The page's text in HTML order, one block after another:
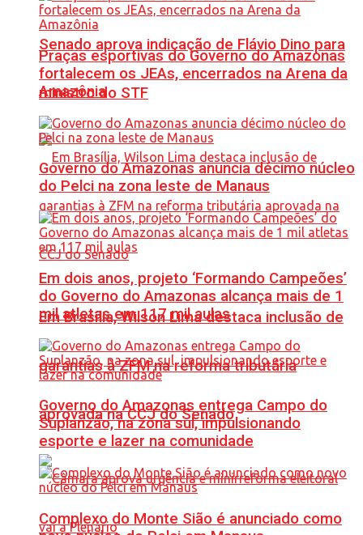
Senado aprova indicação de Flávio Dino para
ministro do STF
Em Brasília, Wilson Lima destaca inclusão de
garantias à ZFM na reforma tributária
aprovada na CCJ do Senado
Praças esportivas do Governo do Amazonas
fortalecem os JEAs, encerrados na Arena da
Amazônia
Governo do Amazonas anuncia décimo núcleo
do Pelci na zona leste de Manaus
Em dois anos, projeto ‘Formando Campeões’
do Governo do Amazonas alcança mais de 1
mil atletas em 117 mil aulas
Governo do Amazonas entrega Campo do
Suplanzão, na zona sul, impulsionando
esporte e lazer na comunidade
Complexo do Monte Sião é anunciado como